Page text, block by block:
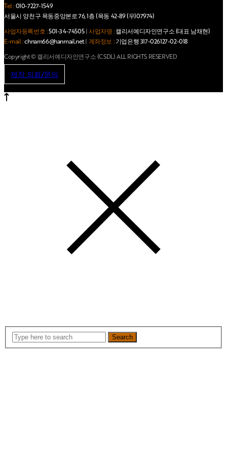
Tel :010-7227-1549
서울시 양천구 목동중앙본로 76, 1층 (목동 42-89 (우)07974)
사업자등록번호 :501-34-74505|사업자명 :캘리서예디자인연구소 (대표 남채현)
E-mail :chnam66@hanmail.net| 계좌정보 :기업은행 317-026127-02-018
Copyright © 캘리서예디자인연구소 (CSDL) ALL RIGHTS RESERVED
제작 의뢰/문의